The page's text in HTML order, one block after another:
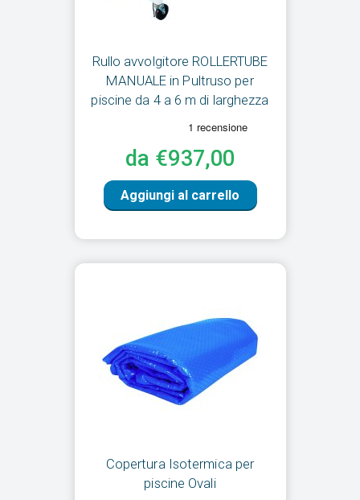
Rullo avvolgitore ROLLERTUBE
MANUALE in Pultruso per
piscine da 4 a 6 m di larghezza
da €937,00
Aggiungi al carrello
Copertura Isotermica per
piscine Ovali